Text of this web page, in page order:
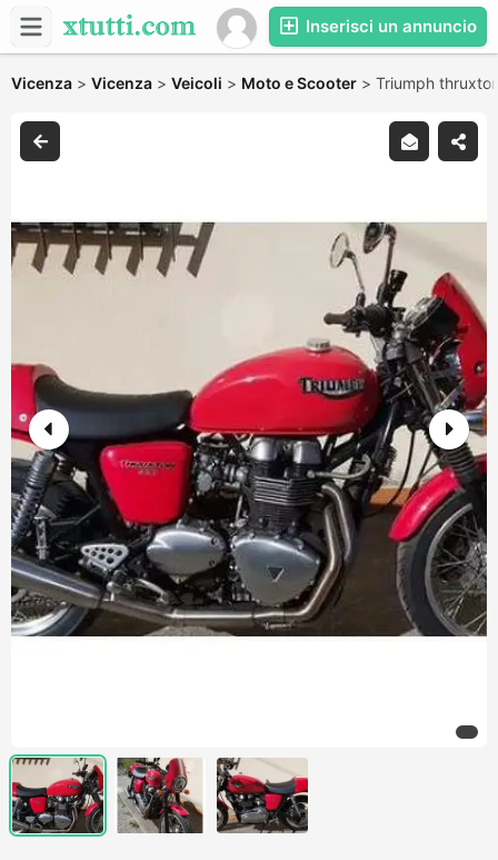
Inserisci un annuncio
Vicenza > Vicenza > Veicoli > Moto e Scooter > Triumph